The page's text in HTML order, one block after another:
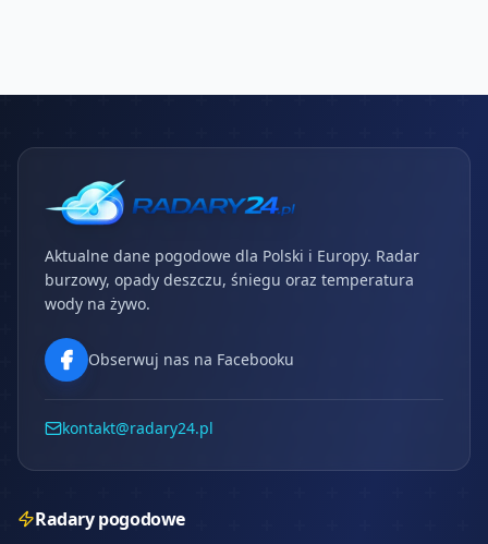
Aktualne dane pogodowe dla Polski i Europy. Radar
burzowy, opady deszczu, śniegu oraz temperatura
wody na żywo.
Obserwuj nas na Facebooku
kontakt@radary24.pl
Radary pogodowe